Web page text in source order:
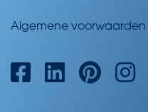
Algemene voorwaarden